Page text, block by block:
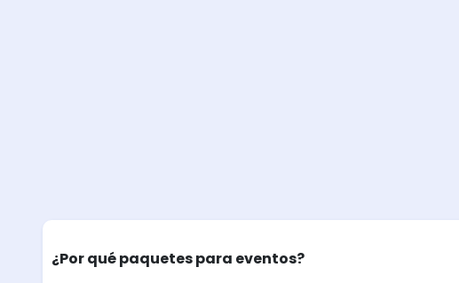
¿Por qué paquetes para eventos?